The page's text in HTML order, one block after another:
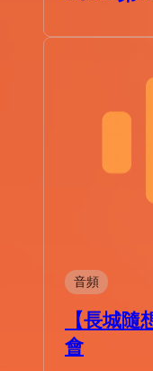
音頻
【長城
會